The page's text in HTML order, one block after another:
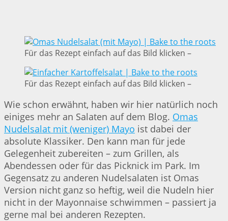
Für das Rezept einfach auf das Bild klicken –
Für das Rezept einfach auf das Bild klicken –
Wie schon erwähnt, haben wir hier natürlich noch
einiges mehr an Salaten auf dem Blog. Omas
Nudelsalat mit (weniger) Mayo ist dabei der
absolute Klassiker. Den kann man für jede
Gelegenheit zubereiten – zum Grillen, als
Abendessen oder für das Picknick im Park. Im
Gegensatz zu anderen Nudelsalaten ist Omas
Version nicht ganz so heftig, weil die Nudeln hier
nicht in der Mayonnaise schwimmen – passiert ja
gerne mal bei anderen Rezepten.